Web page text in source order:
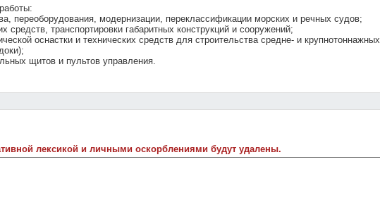
переоборудования, модернизации, переклассификации морских и речных судов;
средств, транспортировки габаритных конструкций и сооружений;
оснастки и технических средств для строительства средне- и крупнотоннажных
щитов и пультов управления.
лексикой и личными оскорблениями будут удалены.